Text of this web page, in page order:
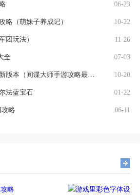
06-23
略（萌妹子养成记） 10-22
团玩法） 11-26
全 07-03
间谍大师手游攻略最新版本（间谍大师手游攻略最新版本大全） 10-20
法蓝宝石 01-22
攻略 06-11